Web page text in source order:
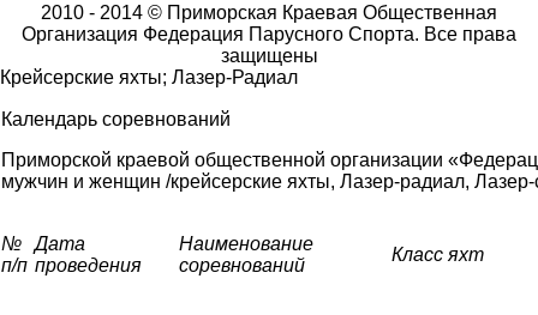
2010 - 2014 © Приморская Краевая Общественная
Организация Федерация Парусного Спорта. Все права
защищены
Крейсерские яхты; Лазер-Радиал
Календарь соревнований
Приморской краевой общественной организации
мужчин и женщин /крейсерские яхты, Лазер-радиал, Лазер-
№
п/п
Дата
проведения
Наименование
соревнований
Класс яхт